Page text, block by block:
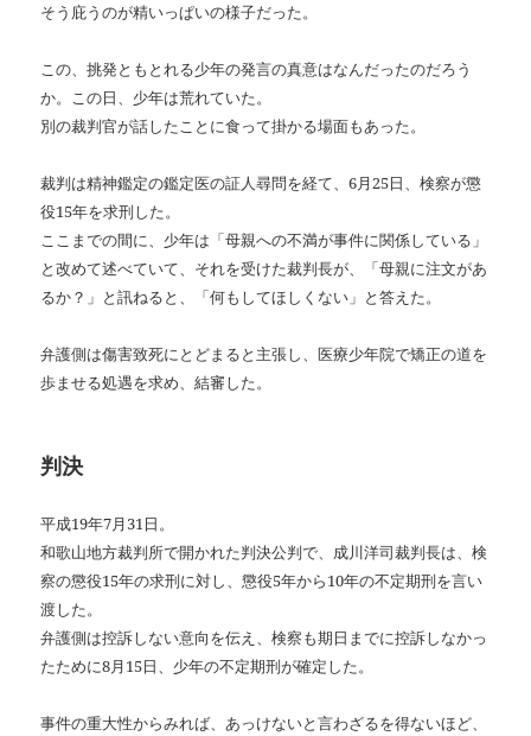
そう庇うのが精いっぱいの様子だった。
この、挑発ともとれる少年の発言の真意はなんだったのだろう
か。この日、少年は荒れていた。
別の裁判官が話したことに食って掛かる場面もあった。
裁判は精神鑑定の鑑定医の証人尋問を経て、6月25日、検察が懲
役15年を求刑した。
ここまでの間に、少年は「母親への不満が事件に関係している」
と改めて述べていて、それを受けた裁判長が、「母親に注文があ
るか？」と訊ねると、「何もしてほしくない」と答えた。
弁護側は傷害致死にとどまると主張し、医療少年院で矯正の道を
歩ませる処遇を求め、結審した。
判決
平成19年7月31日。
和歌山地方裁判所で開かれた判決公判で、成川洋司裁判長は、検
察の懲役15年の求刑に対し、懲役5年から10年の不定期刑を言い
渡した。
弁護側は控訴しない意向を伝え、検察も期日までに控訴しなかっ
たために8月 15日、少年の不定期刑が確定した。
事件の重大性からみれば、あっけないと言わざるを得ないほど、